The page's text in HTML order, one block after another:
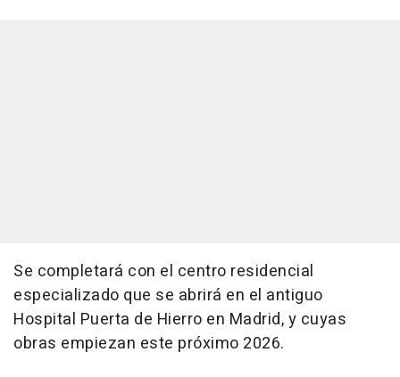
Se completará con el centro residencial
especializado que se abrirá en el antiguo
Hospital Puerta de Hierro en Madrid, y cuyas
obras empiezan este próximo 2026.